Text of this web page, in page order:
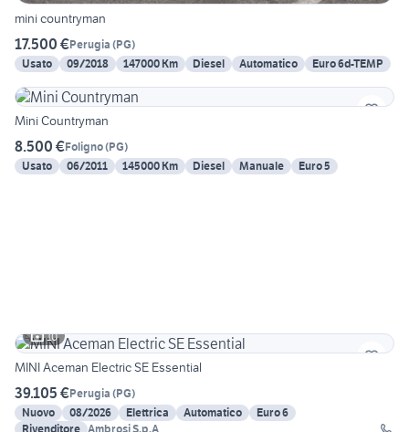
mini countryman
17.500 €Perugia (PG)
Usato
09/2018 147000 Km Diesel Automatico Euro 6d-TEMP
Mini Countryman
8.500 €Foligno(PG)
Usato
06/2011 145000 Km Diesel Manuale Euro 5
10
MINI Aceman Electric SE Essential
39.105 €Perugia (PG)
Nuovo
08/2026 Elettrica Automatico
Euro 6
Rivenditore Ambrosi S.p.A